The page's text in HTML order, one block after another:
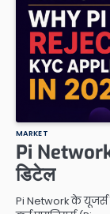
MARKET
Pi Network
डिटेल
Pi Network के यूजर्स